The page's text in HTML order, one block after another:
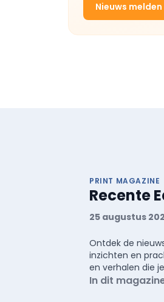
Nieuws melden
PRINT MAGAZINE
Recente
25 augustus
Ontdek de
inzichten en
en verhalen die
In dit